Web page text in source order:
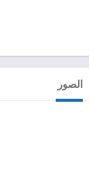
الصور